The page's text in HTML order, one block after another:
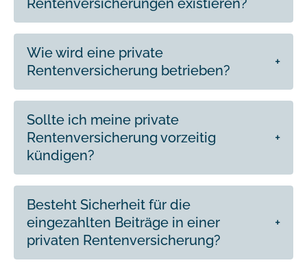
Rentenversicherungen existieren?
Wie wird eine private
Rentenversicherung betrieben?
Sollte ich meine private
Rentenversicherung vorzeitig
kündigen?
Besteht Sicherheit für die
eingezahlten Beiträge in einer
privaten Rentenversicherung?